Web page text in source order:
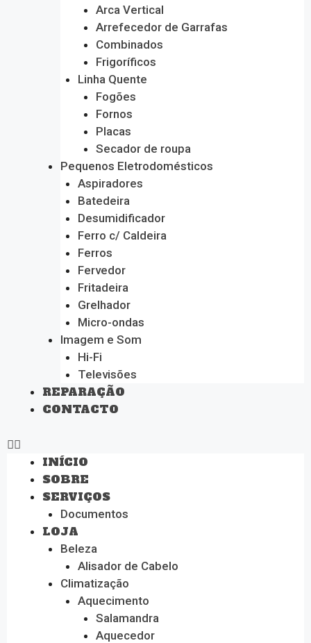
Arca Vertical
Arrefecedor de Garrafas
Combinados
Frigoríficos
Linha Quente
Fogões
Fornos
Placas
Secador de roupa
Pequenos Eletrodomésticos
Aspiradores
Batedeira
Desumidificador
Ferro c/ Caldeira
Ferros
Fervedor
Fritadeira
Grelhador
Micro-ondas
Imagem e Som
Hi-Fi
Televisões
REPARAÇÃO
CONTACTO
INÍCIO
SOBRE
SERVIÇOS
Documentos
LOJA
Beleza
Alisador de Cabelo
Climatização
Aquecimento
Salamandra
Aquecedor